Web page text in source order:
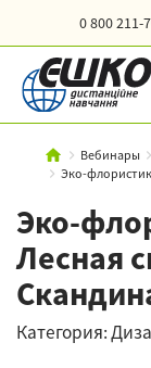
0 800 211-
Вебинары
Эко-
Эко-
Лесная
Категория: